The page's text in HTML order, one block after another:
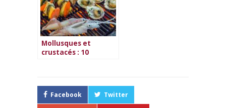
Mollusques et
crustacés : 10
Facebook Twitter